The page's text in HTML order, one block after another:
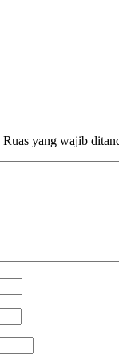
Ruas yang wajib